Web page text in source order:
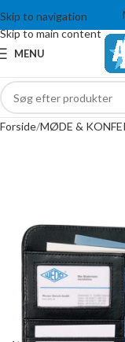
Skip to navigation
Skip to main content
MENU
Forside MØDE &